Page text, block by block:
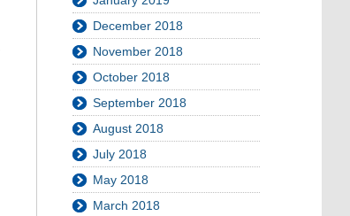
December 2018
November 2018
October 2018
September 2018
August 2018
July 2018
May 2018
March 2018